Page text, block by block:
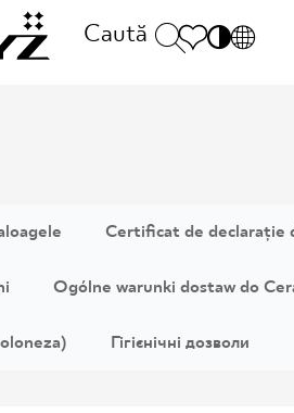
Caută
800
Certificat de declarație
Ogólne warunki dostaw do
Гігієнічні дозволи